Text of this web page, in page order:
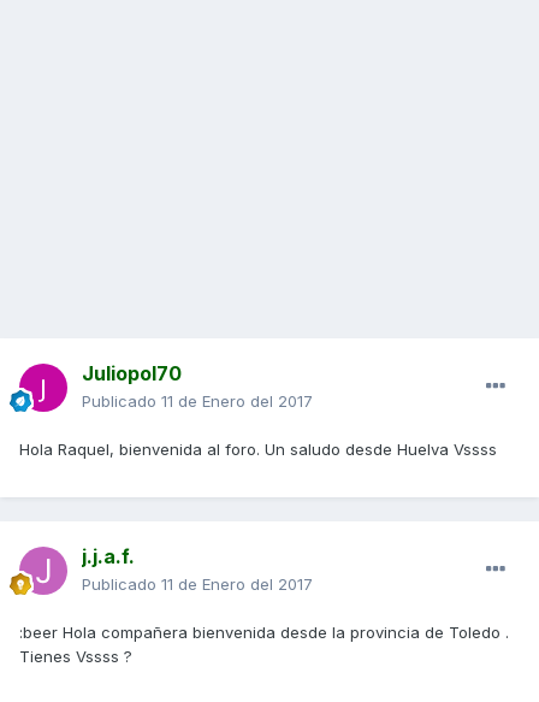
Juliopol70
Publicado 11 de Enero del 2017
Hola Raquel, bienvenida al foro. Un saludo desde Huelva Vssss
j.j.a.f.
Publicado 11 de Enero del 2017
:beer Hola compañera bienvenida desde la provincia de Toledo .
Tienes Vssss ?